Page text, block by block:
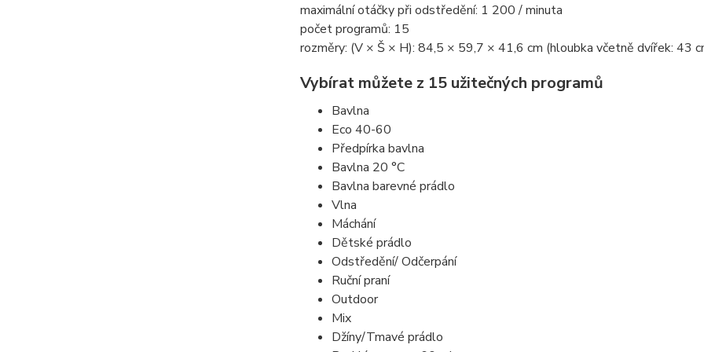
maximální otáčky při odstředění: 1 200 / minuta
počet programů: 15
rozměry: (V × Š × H): 84,5 × 59,7 × 41,6 cm (hloubka včetně dvířek: 43
Vybírat můžete z 15 užitečných programů
Bavlna
Eco 40-60
Předpírka bavlna
Bavlna 20 °C
Bavlna barevné prádlo
Vlna
Máchání
Dětské prádlo
Odstředění/ Odčerpání
Ruční praní
Outdoor
Mix
Džíny/Tmavé prádlo